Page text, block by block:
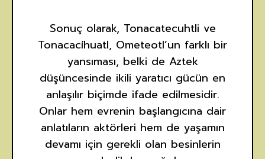
Sonuç olarak, Tonacatecuhtli ve
Tonacacíhuatl, Ometeotl’un farklı bir
yansıması, belki de Aztek
düşüncesinde ikili yaratıcı gücün en
anlaşılır biçimde ifade edilmesidir.
Onlar hem evrenin başlangıcına dair
anlatıların aktörleri hem de yaşamın
devamı için gerekli olan besinlerin